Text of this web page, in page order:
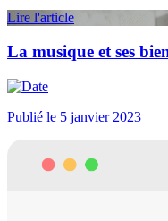
Lire l'article
La musique et ses
Publié le 5 janvier 2023